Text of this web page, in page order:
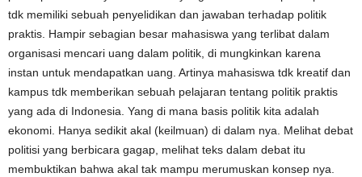
tdk memiliki sebuah penyelidikan dan jawaban terhadap politik
praktis. Hampir sebagian besar mahasiswa yang terlibat dalam
organisasi mencari uang dalam politik, di mungkinkan karena
instan untuk mendapatkan uang. Artinya mahasiswa tdk kreatif dan
kampus tdk memberikan sebuah pelajaran tentang politik praktis
yang ada di Indonesia. Yang di mana basis politik kita adalah
ekonomi. Hanya sedikit akal (keilmuan) di dalam nya. Melihat debat
politisi yang berbicara gagap, melihat teks dalam debat itu
membuktikan bahwa akal tak mampu merumuskan konsep nya.